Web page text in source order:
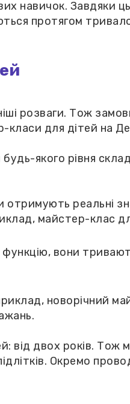
навичок. Завдяки
протягом
розваги. Тож
для дітей на
якого рівня
отримують реальні
майстер-клас
вони
новорічний
від двох років.
Окремо